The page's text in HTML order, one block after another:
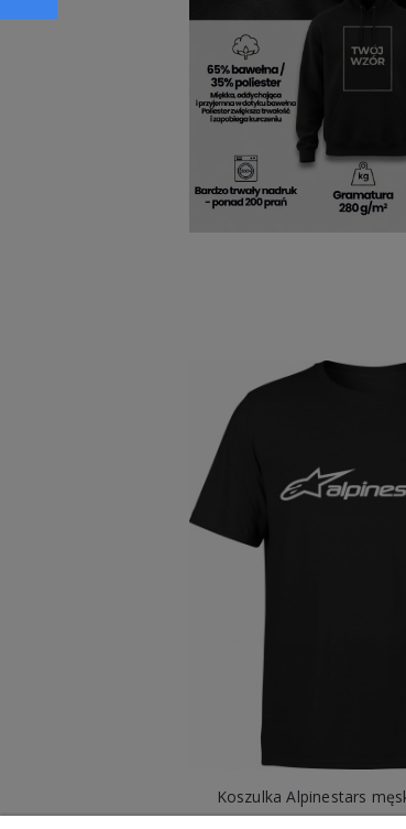
Bluza
Minimalistyczny nadruk i
garderoby. Pasuje zarówno
designowi możesz łączyć ją
połączenie funkcjonalności
można łatwo dopasować
sprawia, że staje się
Koszulka Alpinestars